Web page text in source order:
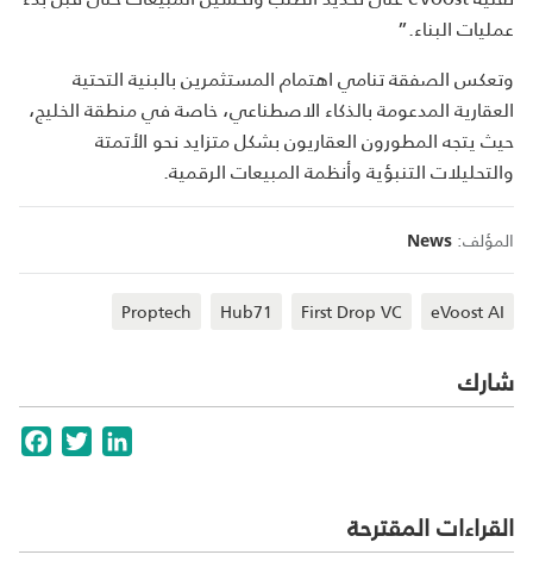
عمليات البناء.”
وتعكس الصفقة تنامي اهتمام المستثمرين بالبنية التحتية
العقارية المدعومة بالذكاء الاصطناعي، خاصة في منطقة الخليج،
حيث يتجه المطورون العقاريون بشكل متزايد نحو الأتمتة
والتحليلات التنبؤية وأنظمة المبيعات الرقمية.
المؤلف: News
eVoost AI
First Drop VC
Hub71
Proptech
شارك
TwitterLinkedIn
القراءات المقترحة